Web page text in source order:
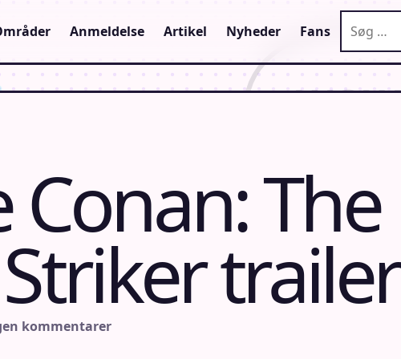
Anmeldelse Artikel Nyheder Fans
Conan: The
trailer
kommentarer